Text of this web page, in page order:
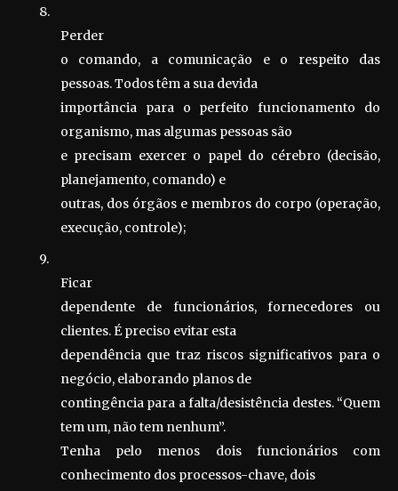
8.
Perder
o comando, a comunicação e o respeito das
pessoas. Todos têm a sua devida
importância para o perfeito funcionamento do
organismo, mas algumas pessoas são
e precisam exercer o papel do cérebro (decisão,
planejamento, comando) e
outras, dos órgãos e membros do corpo (operação,
execução, controle);
9.
Ficar
dependente de funcionários, fornecedores ou
clientes. É preciso evitar esta
dependência que traz riscos significativos para o
negócio, elaborando planos de
contingência para a falta/desistência destes. “Quem
tem um, não tem nenhum”.
Tenha pelo menos dois funcionários com
conhecimento dos processos-chave, dois